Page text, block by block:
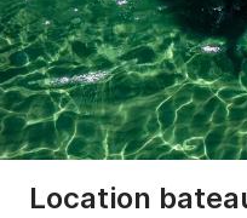
Location